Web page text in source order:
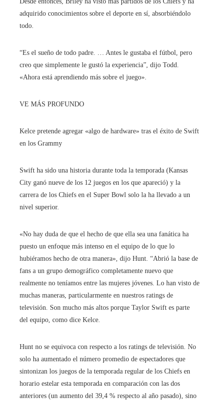
adquirido conocimientos sobre el deporte en sí, absorbiéndolo
todo.
“Es el sueño de todo padre. … Antes le gustaba el fútbol, ​​pero
creo que simplemente le gustó la experiencia”, dijo Todd.
«Ahora está aprendiendo más sobre el juego».
VE MÁS PROFUNDO
Kelce pretende agregar «algo de hardware» tras el éxito de Swift
en los Grammy
Swift ha sido una historia durante toda la temporada (Kansas
City ganó nueve de los 12 juegos en los que apareció) y la
carrera de los Chiefs en el Super Bowl solo la ha llevado a un
nivel superior.
«No hay duda de que el hecho de que ella sea una fanática ha
puesto un enfoque más intenso en el equipo de lo que lo
hubiéramos hecho de otra manera», dijo Hunt. “Abrió la base de
fans a un grupo demográfico completamente nuevo que
realmente no teníamos entre las mujeres jóvenes. Lo han visto de
muchas maneras, particularmente en nuestros ratings de
televisión. Son mucho más altos porque Taylor Swift es parte
del equipo, como dice Kelce.
Hunt no se equivoca con respecto a los ratings de televisión. No
solo ha aumentado el número promedio de espectadores que
sintonizan los juegos de la temporada regular de los Chiefs en
horario estelar esta temporada en comparación con las dos
anteriores (un aumento del 39,4 % respecto al año pasado), sino